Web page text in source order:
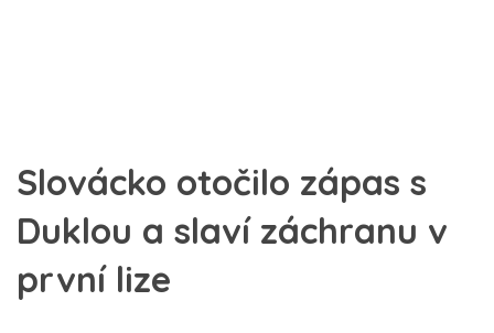
Slovácko otočilo zápas s
Duklou a slaví záchranu v
první lize